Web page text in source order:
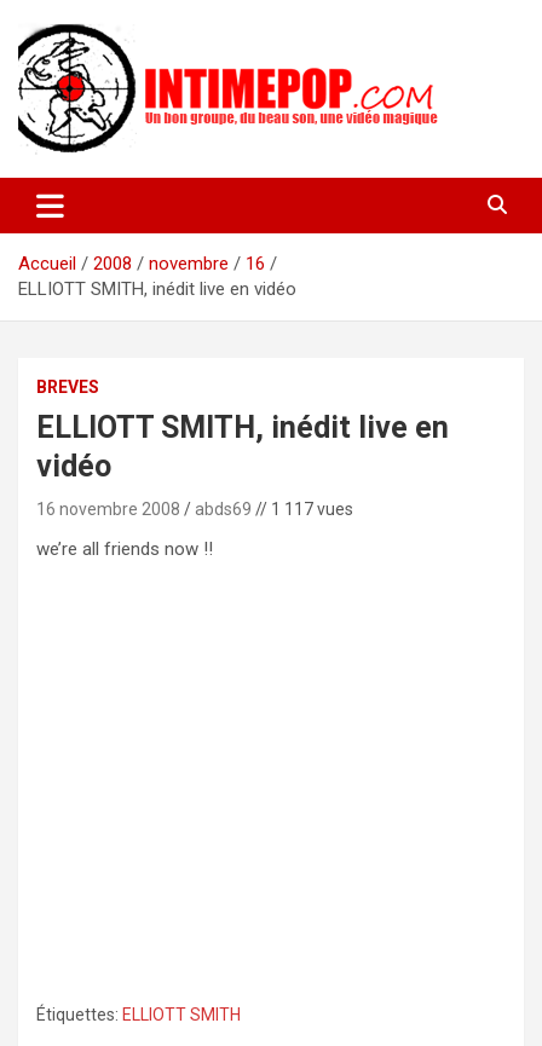
contenu
intimepop.com
actuelles pop rock, post-rock, indé sur Lyon. rock pop concert
lyon
Accueil
2008 novembre
16
ELLIOTT SMITH, inédit live en vidéo
BREVES
ELLIOTT SMITH, inédit live en
vidéo
16 novembre 2008 abds69 // 1 117 vues
we’re all friends now !!
Étiquettes: ELLIOTT SMITH